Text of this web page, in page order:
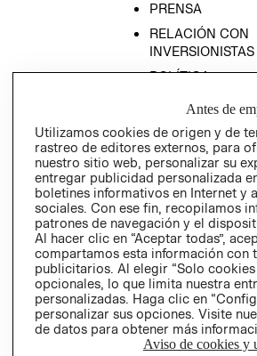
PRENSA
RELACIÓN CON
INVERSIONISTAS
POLÍTICA
Chile ($)
Antes de
Utilizamos cookies de origen y de
rastreo de editores externos, para
nuestro sitio web, personalizar su
entregar publicidad personalizada
boletines informativos en Internet y
sociales. Con ese fin, recopilamos
patrones de navegación y el
Al hacer clic en “Aceptar todas”,
compartamos esta información con
publicitarios. Al elegir “Solo
opcionales, lo que limita nuestra
personalizadas. Haga clic en
personalizar sus opciones. Visite
de datos para obtener más
Aviso de cookies y